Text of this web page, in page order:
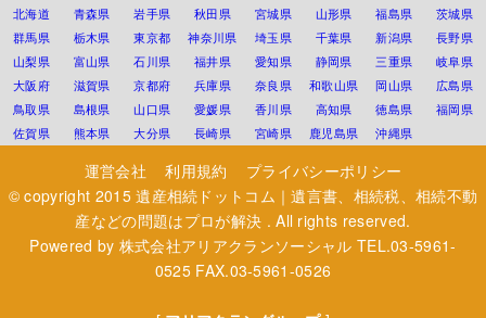
北海道 青森県 岩手県 秋田県 宮城県 山形県 福島県
茨城県
群馬県
栃木県 東京都 神奈川県 埼玉県 千葉県 新潟県
長野県
山梨県
富山県 石川県 福井県 愛知県 静岡県 三重県
岐阜県
大阪府
滋賀県 京都府 兵庫県 奈良県 和歌山県 岡山県
広島県
鳥取県
島根県 山口県 愛媛県 香川県 高知県 徳島県
福岡県
佐賀県
熊本県 大分県 長崎県 宮崎県 鹿児島県 沖縄県
運営会社 利用規約
プライバシーポリシー
© copyright 2015遺産相続ドットコム｜遺言書、相続税、相続不動
産などの問題はプロが解決 . All rights reserved.
Powered by 株式会社アリアクランソーシャル TEL.03-5961-
0525 FAX.03-5961-0526